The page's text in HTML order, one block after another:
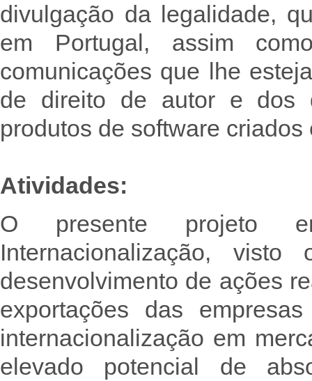
divulgação da legalidade,
em Portugal, assim
comunicações que lhe
de direito de autor e dos
produtos de software
Atividades:
O presente projeto
Internacionalização,
desenvolvimento de ações
exportações das
internacionalização em
elevado potencial de